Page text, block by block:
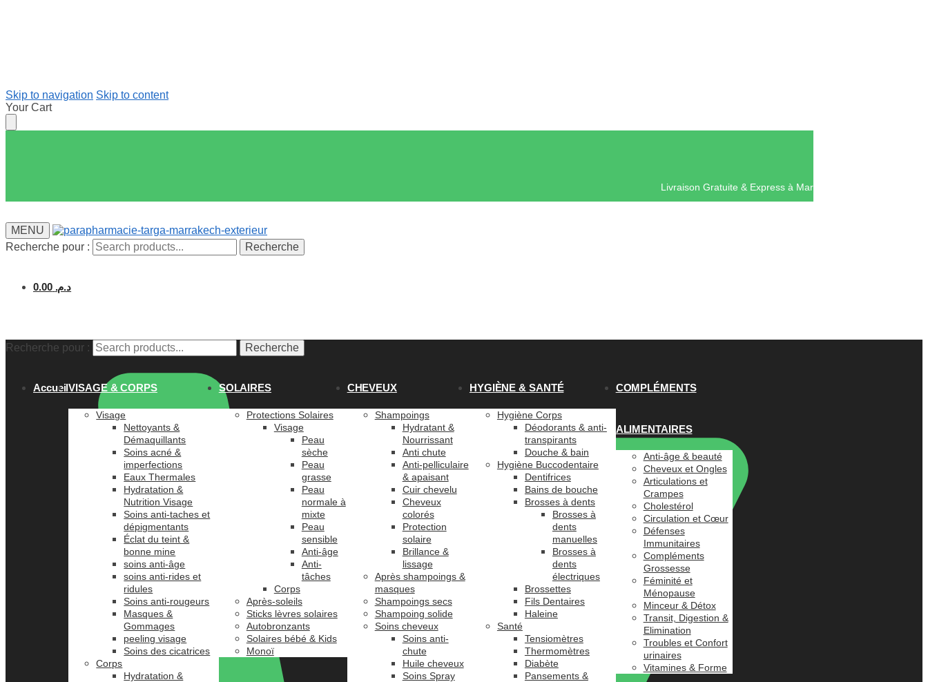
Skip to navigation Skip to content
Your Cart
Livraison Gratuite & Express à
MENU
Recherche pour :
Recherche
د.م. 0.00
Recherche pour : Recherche
AccueilVISAGE & CORPS
Visage
Nettoyants &
Démaquillants
Soins acné &
imperfections
Eaux Thermales
Hydratation &
Nutrition Visage
Soins anti-taches et
dépigmentants
Éclat du teint &
bonne mine
soins anti-âge
soins anti-rides et
ridules
Soins anti-rougeurs
Masques &
Gommages
peeling visage
Soins des cicatrices
Corps
Hydratation &
SOLAIRES
Protections Solaires
Visage
Peau
sèche
Peau
grasse
Peau
normale à
mixte
Peau
sensible
Anti-âge
Anti-
tâches
Corps
Après-soleils
Sticks lèvres solaires
Autobronzants
Solaires bébé & Kids
Monoï
CHEVEUX
Shampoings
Hydratant &
Nourrissant
Anti chute
Anti-pelliculaire
& apaisant
Cuir chevelu
Cheveux
colorés
Protection
solaire
Brillance &
lissage
Après shampoings &
masques
Shampoings secs
Shampoing solide
Soins cheveux
Soins anti-
chute
Huile cheveux
Soins Spray
HYGIÈNE & SANTÉ
Hygiène Corps
Déodorants & anti-
transpirants
Douche & bain
Hygiène Buccodentaire
Dentifrices
Bains de bouche
Brosses à dents
Brosses à
dents
manuelles
Brosses à
dents
électriques
Brossettes
Fils Dentaires
Haleine
Santé
Tensiomètres
Thermomètres
Diabète
Pansements &
COMPLÉMENTS
ALIMENTAIRES
Anti-âge & beauté
Cheveux et Ongles
Articulations et
Crampes
Cholestérol
Circulation et Cœur
Défenses
Immunitaires
Compléments
Grossesse
Féminité et
Ménopause
Minceur & Détox
Transit, Digestion &
Elimination
Troubles et Confort
urinaires
Vitamines & Forme